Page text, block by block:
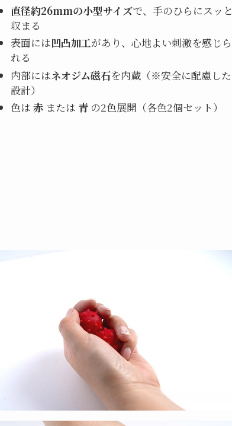
直径約26mmの小型サイズで、手のひらにスッと
収まる
表面には凹凸加工があり、心地よい刺激を感じら
れる
内部にはネオジム磁石を内蔵（※安全に配慮した
設計）
色は 赤または 青の2色展開（各色2個セット）